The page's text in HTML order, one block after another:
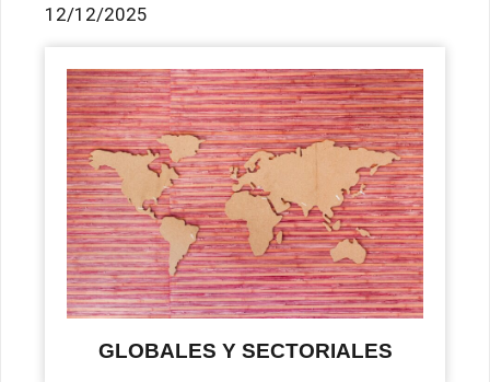
12/12/2025
GLOBALES Y SECTORIALES